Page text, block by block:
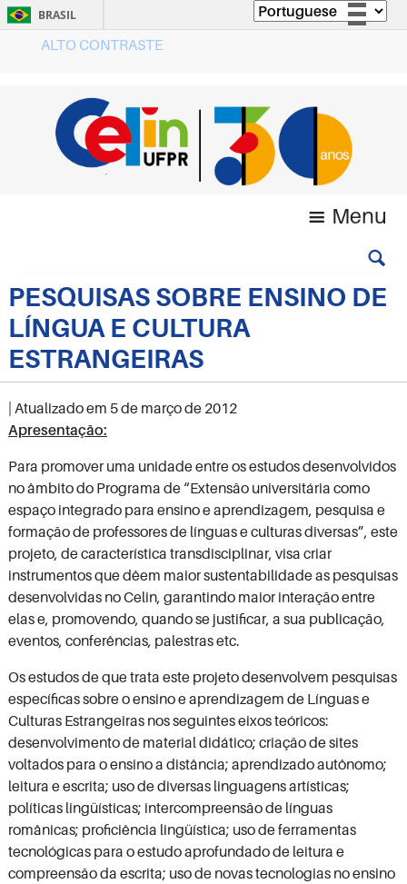
BRASIL
Acesso à informação
Legislação
Canais
ALTO CONTRASTE
Menu
PESQUISAS SOBRE ENSINO DE
LÍNGUA E CULTURA
ESTRANGEIRAS
| Atualizado em 5 de março de 2012
Apresentação:
Para promover uma unidade entre os estudos desenvolvidos
no âmbito do Programa de “Extensão universitária como
espaço integrado para ensino e aprendizagem, pesquisa e
formação de professores de línguas e culturas diversas”, este
projeto, de característica transdisciplinar, visa criar
instrumentos que dêem maior sustentabilidade as pesquisas
desenvolvidas no Celin, garantindo maior interação entre
elas e, promovendo, quando se justificar, a sua publicação,
eventos, conferências, palestras etc.
Os estudos de que trata este projeto desenvolvem pesquisas
específicas sobre o ensino e aprendizagem de Línguas e
Culturas Estrangeiras nos seguintes eixos teóricos:
desenvolvimento de material didático; criação de sites
voltados para o ensino a distância; aprendizado autônomo;
leitura e escrita; uso de diversas linguagens artísticas;
políticas lingüísticas; intercompreensão de línguas
românicas; proficiência lingüística; uso de ferramentas
tecnológicas para o estudo aprofundado de leitura e
compreensão da escrita; uso de novas tecnologias no ensino